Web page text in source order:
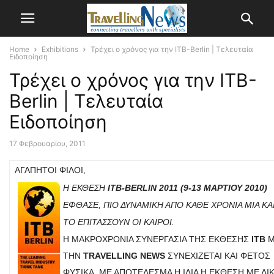
Home Exhibitions
Τρέχει ο χρόνος για την ITB-Berlin | Τελευταία
Ειδοποίηση
Τρέχει ο χρόνος για την ITB-
Berlin | Τελευταία
Ειδοποίηση
17 Φεβρουαρίου, 2011
ΑΓΑΠΗΤΟΊ ΦΊΛΟΙ,
Η ΈΚΘΕΣΗ ITB-BERLIN 2011 (9-13 ΜΑΡΤΊΟΥ 2010)
ΈΦΘΑΣΕ, ΠΙΟ ΔΥΝΑΜΙΚΉ ΑΠΌ ΚΆΘΕ ΧΡΟΝΙΆ ΜΙΑ
ΤΟ ΕΠΙΤΆΣΣΟΥΝ ΟΙ ΚΑΙΡΟΊ.
Η ΜΑΚΡΟΧΡΌΝΙΑ ΣΥΝΕΡΓΑΣΊΑ ΤΗΣ ΈΚΘΕΣΗΣ ΙΤΒ
ΤΗΝ TRAVELLING NEWS ΣΥΝΕΧΊΖΕΤΑΙ ΚΑΙ ΦΈΤΟΣ